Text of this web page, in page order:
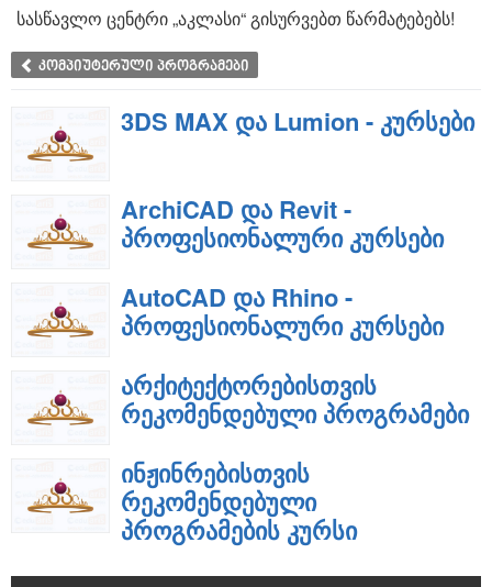
სასწავლო ცენტრი „აკლასი“ გისურვებთ წარმატებებს!
კომპიუტერული პროგრამები
3DS MAX და Lumion - კურსები
ArchiCAD და Revit -
პროფესიონალური კურსები
AutoCAD და Rhino -
პროფესიონალური კურსები
არქიტექტორებისთვის
რეკომენდებული პროგრამები
ინჟინრებისთვის
რეკომენდებული
პროგრამების კურსი